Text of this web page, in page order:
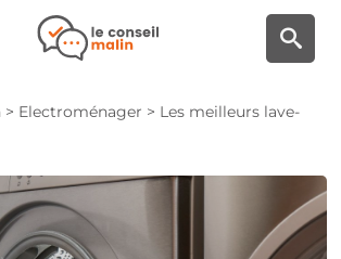
> Electroménager > Les meilleurs lave-